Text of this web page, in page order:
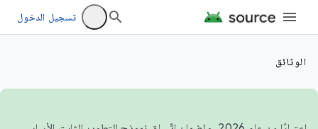
تسجيل الدخول
الوثائق